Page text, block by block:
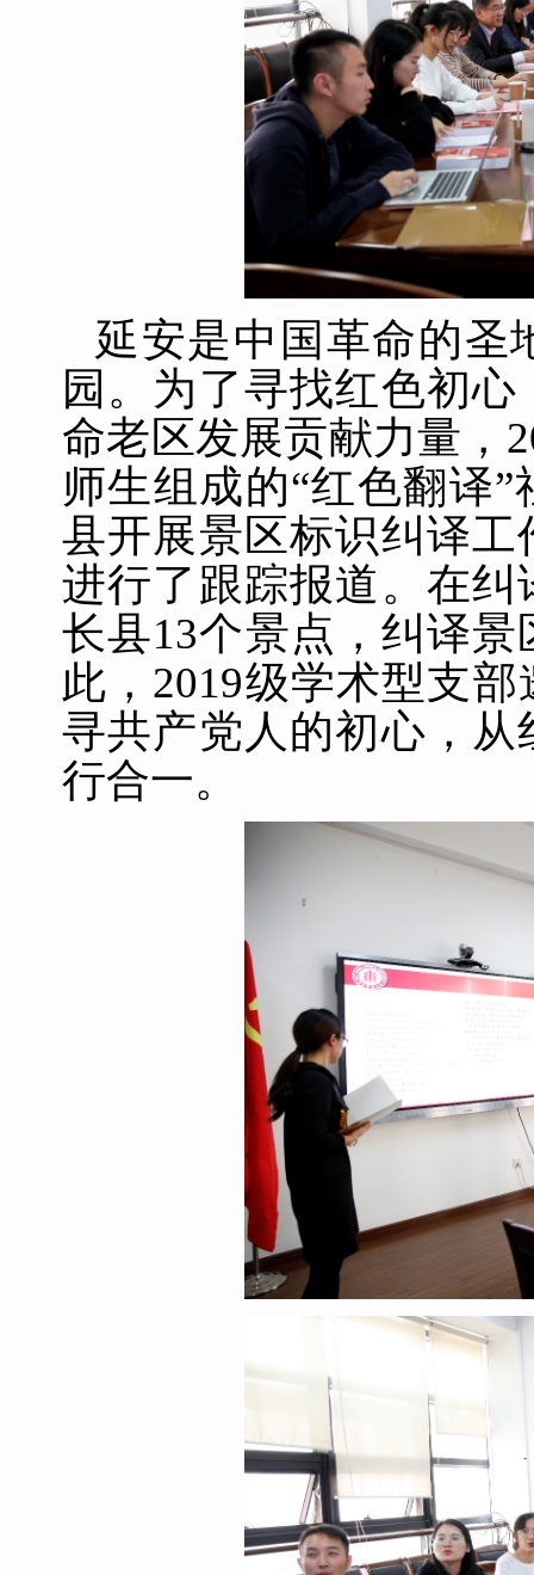
延安是中国革命的圣
园。为了寻找红色初
命老区发展贡献力量，
师生组成的“红色翻译
县开展景区标识纠译
进行了跟踪报道。在
长县13个景点，纠译
此， 2019级学术型支部
寻共产党人的初心，
行合一。